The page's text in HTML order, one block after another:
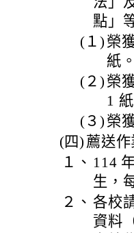
點」
(１) 榮
紙。
(２) 榮
1 紙
(３) 榮
(四) 薦送作
１、 114
生，
２、 各校
資料